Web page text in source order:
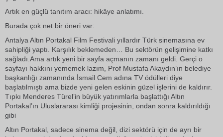
Artık en güçlü tanıtım aracı: hikâye anlatımı.
Burada çok net bir öneri var:
Antalya Altın Portakal Film Festivali yıllardır Türk sinemasına ev
sahipliği yaptı. Karşılık beklemeden… Bu sektörün gelişimine katkı
sağladı.Ama artık yeni bir sayfa açmanın zamanı geldi. Gerçi o
sayfayı hakkını yememek lazım, Prof Mustafa Akaydın’ın belediye
başkanlığı zamanında İsmail Cem adına TV ödülleri diye
başlatılmıştı ama bizde yeni gelen eskinin güzel işlerini de kaldırır.
Tıpkı Menderes Türel’in büyük yatırımlarla başlattığı Altın
Portakal’ın Uluslararası kimliği projesinin, ondan sonra kaldırıldığı
gibi
Altın Portakal, sadece sinema değil, dizi sektörü için de ayrı bir